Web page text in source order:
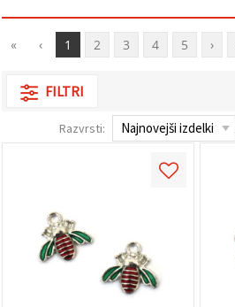
« ‹ 1 2 3 4 5 ›
FILTRI
Razvrsti: